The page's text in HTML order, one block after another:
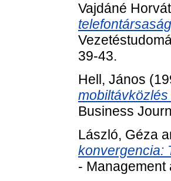
Vajdáné
39-43.
Hell, János
Business
László, Géza
konvergencia:
- Management